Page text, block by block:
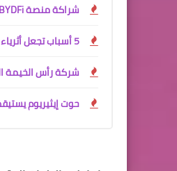
شراكة منصة BYDFi مع نيوكاسل يونايتد: جسر يربط الجماهير بعالم الكريبتو
5 أسباب تجعل أثرياء العملات الرقمية يتجهون إلى الإمارات العربية المتحدة
شركة رأس الخيمة
حوت إيثيريوم